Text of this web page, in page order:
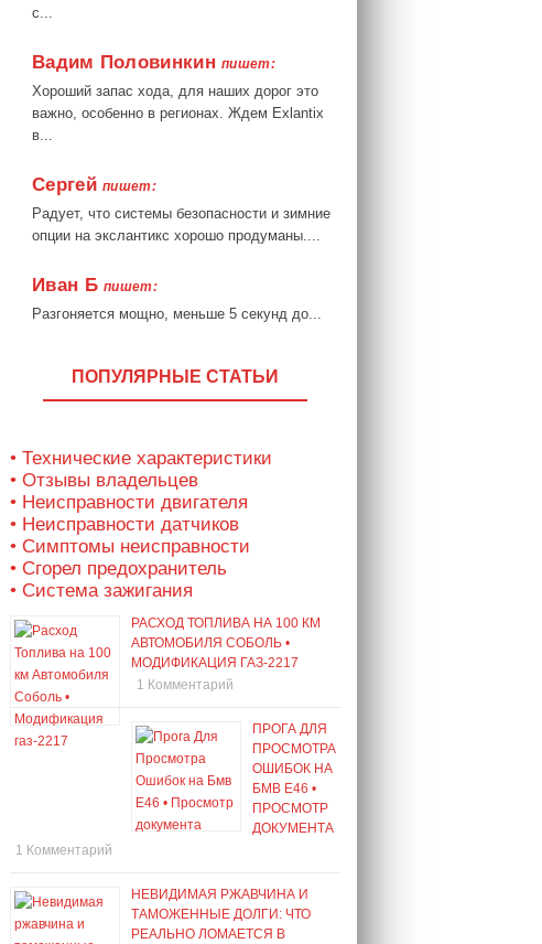
с...
Вадим Половинкинпишет:
Хороший запас хода, для наших дорог это
важно, особенно в регионах. Ждем Exlantix
в...
Сергейпишет:
Радует, что системы безопасности и зимние
опции на экслантикс хорошо продуманы....
Иван Бпишет:
Разгоняется мощно, меньше 5 секунд до...
ПОПУЛЯРНЫЕ СТАТЬИ
• Технические характеристики
• Отзывы владельцев
• Неисправности двигателя
• Неисправности датчиков
• Симптомы неисправности
• Сгорел предохранитель
• Система зажигания
РАСХОД ТОПЛИВА НА 100 КМ
АВТОМОБИЛЯ СОБОЛЬ •
МОДИФИКАЦИЯ ГАЗ-2217
1 Комментарий
ПРОГА ДЛЯ
ПРОСМОТРА
ОШИБОК НА
БМВ Е46 •
ПРОСМОТР
ДОКУМЕНТА
1 Комментарий
НЕВИДИМАЯ РЖАВЧИНА И
ТАМОЖЕННЫЕ ДОЛГИ: ЧТО
РЕАЛЬНО ЛОМАЕТСЯ В